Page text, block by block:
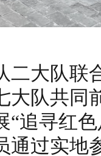
二大队联
大队共同
“追寻红
通过实地